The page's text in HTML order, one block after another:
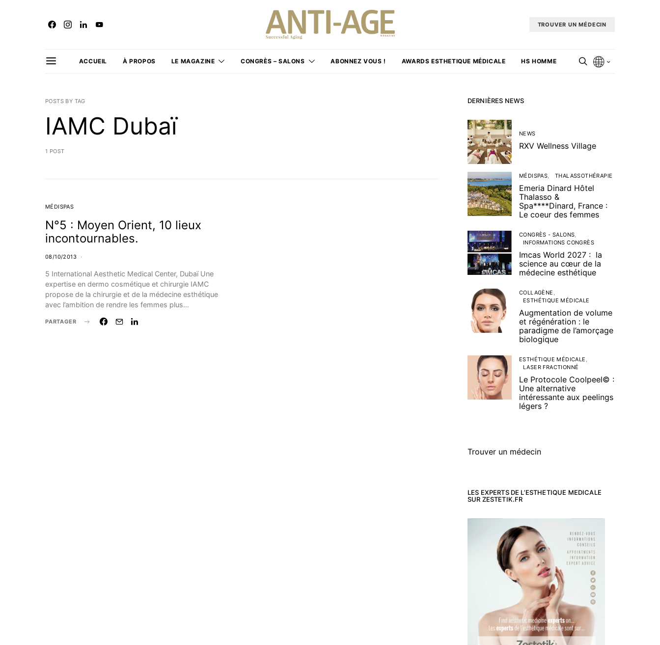
TROUVER UN MÉDECIN
ACCUEIL À PROPOS LE MAGAZINE CONGRÈS – SALONS ABONNEZ VOUS ! AWARDS ESTHETIQUE MÉDICALE HS HOMME
POSTS BY TAG
IAMC Dubaï
1 POST
MÉDISPAS
N°5 : Moyen Orient, 10 lieux
incontournables.
08/10/2013
5 International Aesthetic Medical Center, Dubaï Une
expertise en dermo cosmétique et chirurgie IAMC
propose de la chirurgie et de la médecine esthétique
avec l’ambition de rendre les femmes plus…
PARTAGER
DERNIÈRES NEWS
NEWS
RXV Wellness Village
MÉDISPAS THALASSOTHÉRAPIE
Emeria Dinard Hôtel
Thalasso &
Spa****Dinard, France :
Le coeur des femmes
CONGRÈS - SALONS
INFORMATIONS CONGRÈS
Imcas World 2027 : la
science au cœur de la
médecine esthétique
COLLAGÈNE
ESTHÉTIQUE MÉDICALE
Augmentation de volume
et régénération : le
paradigme de l’amorçage
biologique
ESTHÉTIQUE MÉDICALE
LASER FRACTIONNÉ
Le Protocole Coolpeel© :
Une alternative
intéressante aux peelings
légers ?
Trouver un médecin
LES EXPERTS DE L’ESTHETIQUE MEDICALE
SUR ZESTETIK.FR